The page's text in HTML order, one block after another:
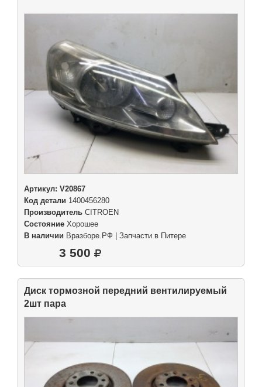
Артикул: V20867
Код детали 1400456280
Производитель CITROEN
Состояние Хорошее
В наличии Вразборе.РФ | Запчасти в Питере
3 500
Диск тормозной передний вентилируемый
2шт пара